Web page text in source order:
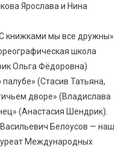
Ярослава и Нина
книжками мы все дружны»
школа
Ольга Фёдоровна)
(Стасив Татьяна,
дворе» (Владислава
(Анастасия Шендрик).
Белоусов — наш
Международных